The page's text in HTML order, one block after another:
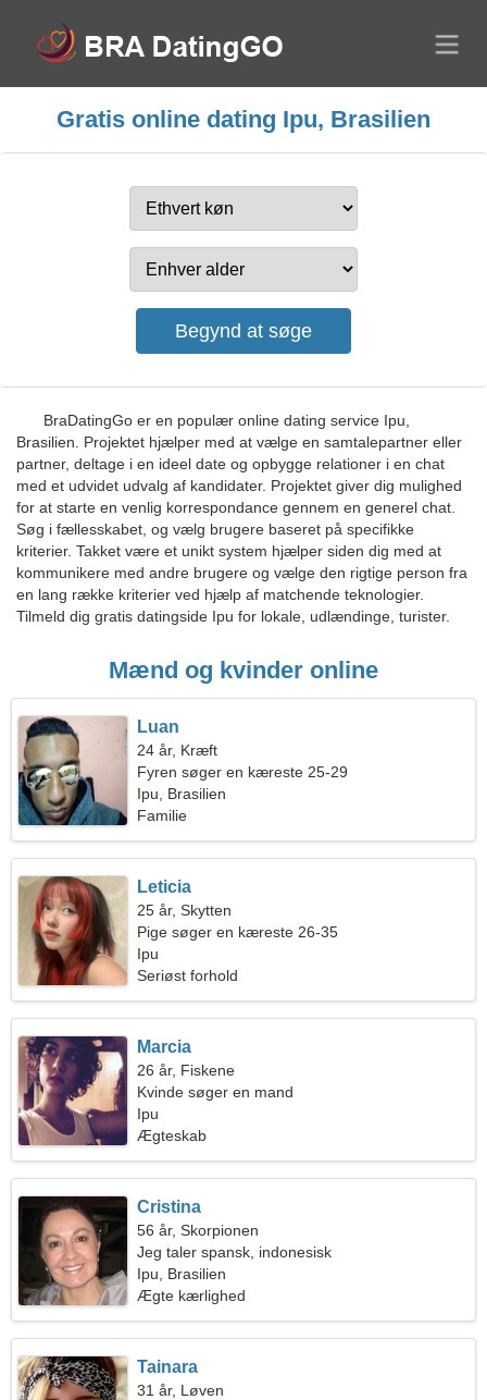
Gratis online dating Ipu, Brasilien
BraDatingGo er en populær online dating service Ipu,
Brasilien. Projektet hjælper med at vælge en samtalepartner eller
partner, deltage i en ideel date og opbygge relationer i en chat
med et udvidet udvalg af kandidater. Projektet giver dig mulighed
for at starte en venlig korrespondance gennem en generel chat.
Søg i fællesskabet, og vælg brugere baseret på specifikke
kriterier. Takket være et unikt system hjælper siden dig med at
kommunikere med andre brugere og vælge den rigtige person fra
en lang række kriterier ved hjælp af matchende teknologier.
Tilmeld dig gratis datingside Ipu for lokale, udlændinge, turister.
Mænd og kvinder online
Luan
24 år, Kræft
Fyren søger en kæreste 25-29
Ipu, Brasilien
Familie
Leticia
25 år, Skytten
Pige søger en kæreste 26-35
Ipu
Seriøst forhold
Marcia
26 år, Fiskene
Kvinde søger en mand
Ipu
Ægteskab
Cristina
56 år, Skorpionen
Jeg taler spansk, indonesisk
Ipu, Brasilien
Ægte kærlighed
Tainara
31 år, Løven